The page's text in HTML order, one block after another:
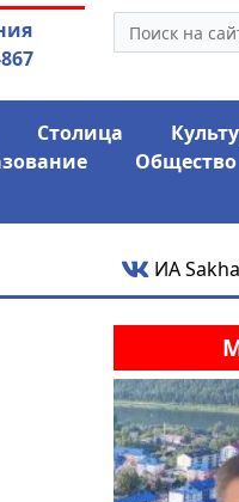
экс-депутат Ил
сапоге» России
Столица
Общество
ИА